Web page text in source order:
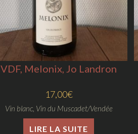
VDF, Melonix, Jo Landron
17,00€
Vin blanc, Vin du Muscadet/Vendée
LIRE LA SUITE